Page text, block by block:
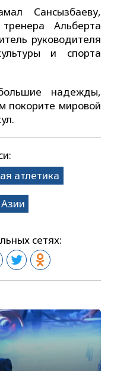
Сансызбаеву,
Альберта
руководителя
и спорта
надежды,
покорите мировой
атлетика
сетях: